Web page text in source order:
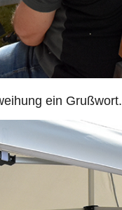
ein Grußwort.